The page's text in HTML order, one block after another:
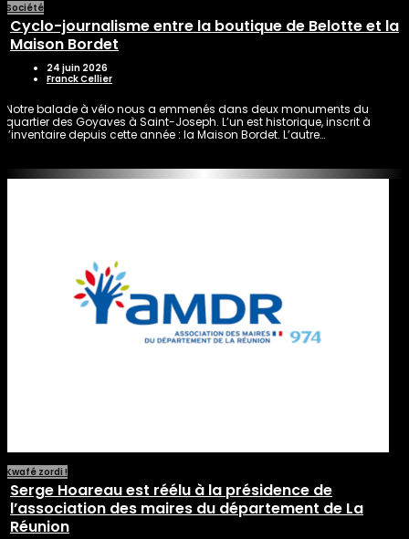
Société
Cyclo-journalisme entre la boutique de Belotte et la
Maison Bordet
24 juin 2026
Franck Cellier
Notre balade à vélo nous a emmenés dans deux monuments du
quartier des Goyaves à Saint-Joseph. L’un est historique, inscrit à
l’inventaire depuis cette année : la Maison Bordet. L’autre…
Kwafé zordi !
Serge Hoareau est réélu à la présidence de
l’association des maires du département de La
Réunion